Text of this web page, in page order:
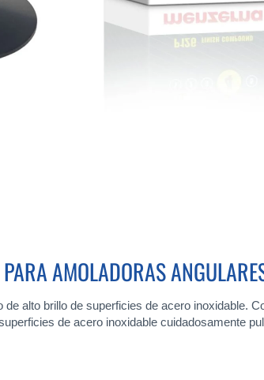
AMOLADORAS
alto brillo de superficies de acero inoxidable.
de acero inoxidable cuidadosamente